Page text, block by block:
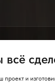
всё
и